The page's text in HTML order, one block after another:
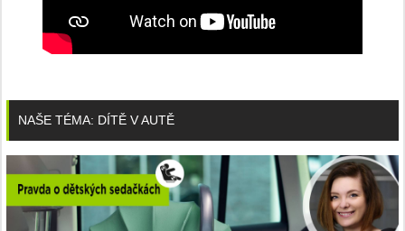
NAŠE TÉMA: DÍTĚ V AUTĚ